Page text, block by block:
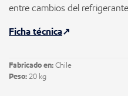
entre cambios del
Ficha técnica
Fabricado en: Chile
Peso: 20 kg